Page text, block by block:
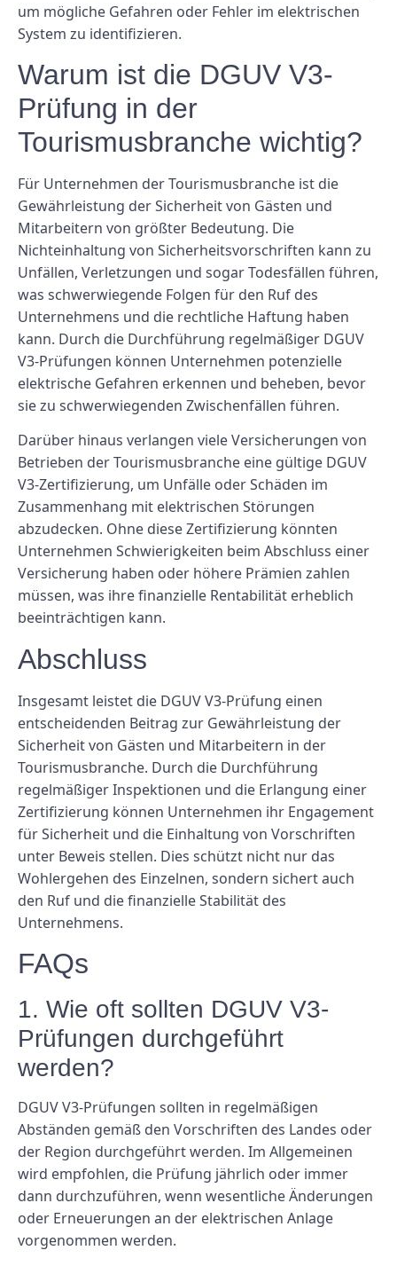
um mögliche Gefahren oder Fehler im elektrischen
System zu identifizieren.
Warum ist die DGUV V3-
Prüfung in der
Tourismusbranche wichtig?
Für Unternehmen der Tourismusbranche ist die
Gewährleistung der Sicherheit von Gästen und
Mitarbeitern von größter Bedeutung. Die
Nichteinhaltung von Sicherheitsvorschriften kann zu
Unfällen, Verletzungen und sogar Todesfällen führen,
was schwerwiegende Folgen für den Ruf des
Unternehmens und die rechtliche Haftung haben
kann. Durch die Durchführung regelmäßiger DGUV
V3-Prüfungen können Unternehmen potenzielle
elektrische Gefahren erkennen und beheben, bevor
sie zu schwerwiegenden Zwischenfällen führen.
Darüber hinaus verlangen viele Versicherungen von
Betrieben der Tourismusbranche eine gültige DGUV
V3-Zertifizierung, um Unfälle oder Schäden im
Zusammenhang mit elektrischen Störungen
abzudecken. Ohne diese Zertifizierung könnten
Unternehmen Schwierigkeiten beim Abschluss einer
Versicherung haben oder höhere Prämien zahlen
müssen, was ihre finanzielle Rentabilität erheblich
beeinträchtigen kann.
Abschluss
Insgesamt leistet die DGUV V3-Prüfung einen
entscheidenden Beitrag zur Gewährleistung der
Sicherheit von Gästen und Mitarbeitern in der
Tourismusbranche. Durch die Durchführung
regelmäßiger Inspektionen und die Erlangung einer
Zertifizierung können Unternehmen ihr Engagement
für Sicherheit und die Einhaltung von Vorschriften
unter Beweis stellen. Dies schützt nicht nur das
Wohlergehen des Einzelnen, sondern sichert auch
den Ruf und die finanzielle Stabilität des
Unternehmens.
FAQs
1. Wie oft sollten DGUV V3-
Prüfungen durchgeführt
werden?
DGUV V3-Prüfungen sollten in regelmäßigen
Abständen gemäß den Vorschriften des Landes oder
der Region durchgeführt werden. Im Allgemeinen
wird empfohlen, die Prüfung jährlich oder immer
dann durchzuführen, wenn wesentliche Änderungen
oder Erneuerungen an der elektrischen Anlage
vorgenommen werden.